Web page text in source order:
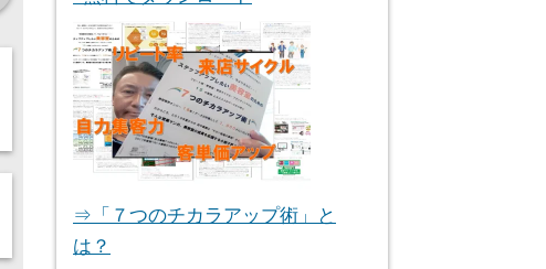
⇒「７つのチカラアップ術」と
は？